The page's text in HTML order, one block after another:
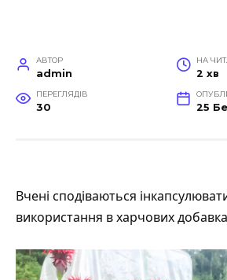
АВТОР
admin
НА
2 хв
ПЕРЕГЛЯДІВ
30 25
Вчені сподіваються
використання в харчових